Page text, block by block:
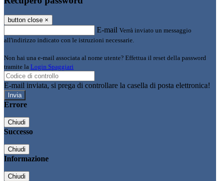
button close ×
E-mail Verrà inviato un messaggio
all'indirizzo indicato con le istruzioni necessarie.
Non hai una e-mail associata al nome utente? Effettua il reset della password
tramite la Login Spaggiari
E-mail inviata, si prega di controllare la casella di posta elettronica!
Errore
Chiudi
Successo
Chiudi
Informazione
Chiudi